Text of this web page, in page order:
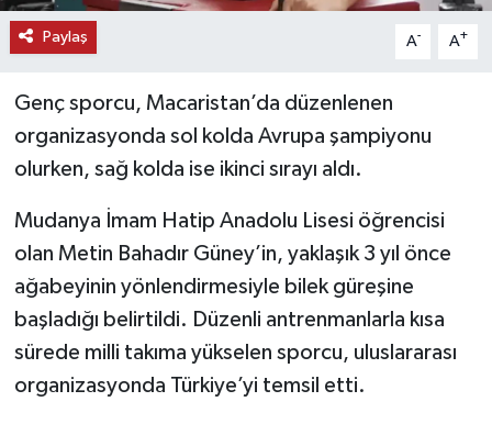
Paylaş A- A+
Genç sporcu, Macaristan’da düzenlenen
organizasyonda sol kolda Avrupa şampiyonu
olurken, sağ kolda ise ikinci sırayı aldı.
Mudanya İmam Hatip Anadolu Lisesi öğrencisi
olan Metin Bahadır Güney’in, yaklaşık 3 yıl önce
ağabeyinin yönlendirmesiyle bilek güreşine
başladığı belirtildi. Düzenli antrenmanlarla kısa
sürede milli takıma yükselen sporcu, uluslararası
organizasyonda Türkiye’yi temsil etti.
TEKNOLOJİ
TİCARET
YAŞAM